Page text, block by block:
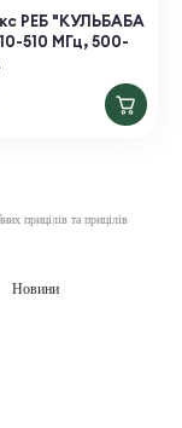
РЕБ "КУЛЬБАБА
510 МГц, 500-
прицілів та прицілів
Новини